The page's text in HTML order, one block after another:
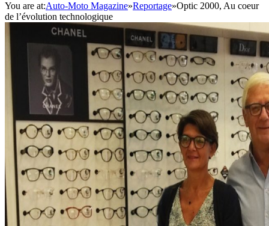
You are at:Auto-Moto Magazine»Reportage»Optic 2000, Au coeur
de l’évolution technologique